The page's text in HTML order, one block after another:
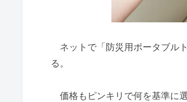
ネットで「防災用ポータブル
る。
価格もピンキリで何を基準に